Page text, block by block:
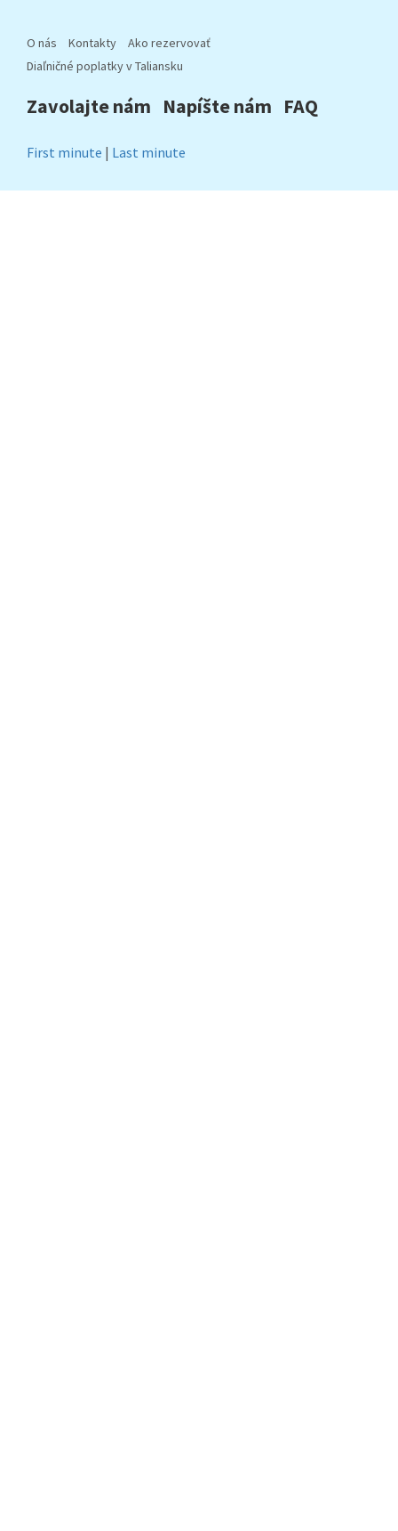
O nás Kontakty
Ako rezervovať
Diaľničné poplatky v Taliansku
Zavolajte nám Napíšte nám FAQ
First minute | Last minute